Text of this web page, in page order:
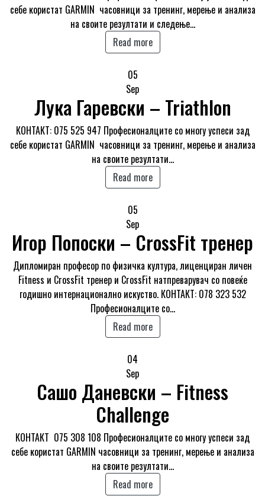
себе користат GARMIN часовници за тренинг, мерење и анализа
на своите резултати и следење…
Read more
05
Sep
Лука Гаревски – Triathlon
КОНТАКТ: 075 525 947 Професионалците со многу успеси зад
себе користат GARMIN часовници за тренинг, мерење и анализа
на своите резултати…
Read more
05
Sep
Игор Попоски – CrossFit тренер
Дипломиран професор по физичка култура, лиценциран личен
Fitness и CrossFit тренер и CrossFit натпреварувач со повеќе
годишно интернационално искуство. КОНТАКТ: 078 323 532
Професионалците со…
Read more
04
Sep
Сашо Даневски – Fitness
Challenge
КОНТАКТ 075 308 108 Професионалците со многу успеси зад
себе користат GARMIN часовници за тренинг, мерење и анализа
на своите резултати…
Read more